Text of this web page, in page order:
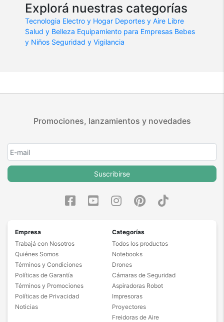
Explorá nuestras categorías
Tecnologia Electro y Hogar Deportes y Aire Libre
Salud y Belleza Equipamiento para Empresas Bebes
y Niños Seguridad y Vigilancia
Promociones, lanzamientos y novedades
Suscribirse
Empresa
Trabajá con Nosotros
Quiénes Somos
Términos y Condiciones
Políticas de Garantía
Términos y Promociones
Políticas de Privacidad
Noticias
Categorías
Todos los productos
Notebooks
Drones
Cámaras de Seguridad
Aspiradoras Robot
Impresoras
Proyectores
Freidoras de Aire